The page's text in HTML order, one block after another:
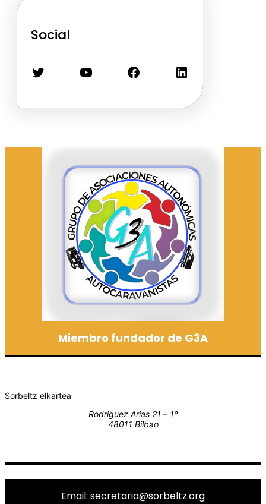
Social
Twitter YouTube Facebook LinkedIn
Miembro fundador de G3A
Sorbeltz elkartea
Rodriguez Arias 21 – 1º
48011 Bilbao
Email: secretaria@sorbeltz.org